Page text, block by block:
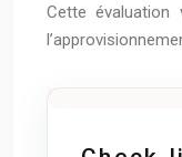
Cette